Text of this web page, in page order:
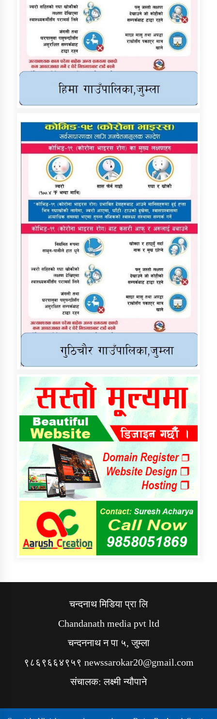
चन्दनाथ मिडिया प्रा लि
Chandanath media pvt ltd
चन्दननाथ न पा ५, जुम्ला
९८६९६६४९५९ newssarokar20@gmail.com
संचालक: लक्ष्मी न्यौपाने